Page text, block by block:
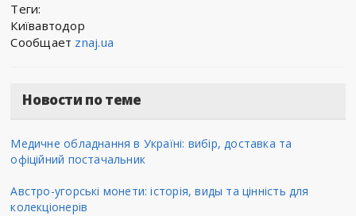
Теги:
Київавтодор
Сообщает znaj.ua
Новости по теме
Медичне обладнання в Україні: вибір, доставка та
офіційний постачальник
Австро-угорські монети: історія, виды та цінність для
колекціонерів